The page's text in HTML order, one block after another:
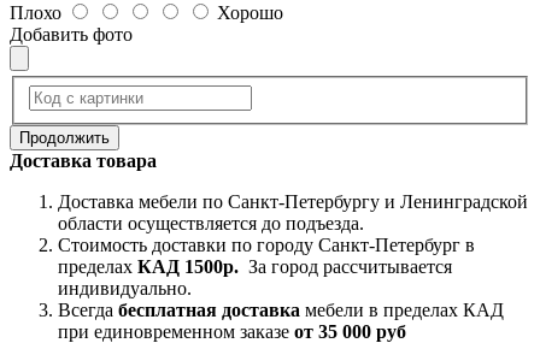
Плохо
Хорошо
Добавить фото
Продолжить
Доставка товара
Доставка мебели по Санкт-Петербургу и Ленинградской
области осуществляется до подъезда.
Стоимость доставки по городу Санкт-Петербург в
пределах КАД 1500р. За город рассчитывается
индивидуально.
Всегда бесплатная доставка мебели в пределах КАД
при единовременном заказе от 35 000 руб